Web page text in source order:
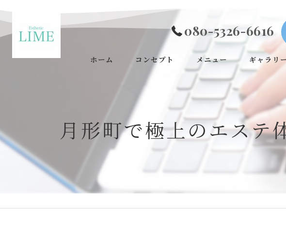
080-5326-6616
ホーム コンセプト メニュー ギャラリ
月形町で極上のエステ